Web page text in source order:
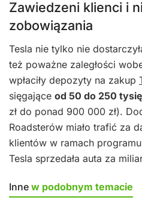
Zawiedzeni klienci i
zobowiązania
Tesla nie tylko nie
też poważne zaległości
wpłaciły depozyty na zakup
sięgające od 50 do 250
zł do ponad 900 000 zł).
Roadsterów miało trafić za
klientów w ramach
Tesla sprzedała auta za
Inne w podobnym temacie